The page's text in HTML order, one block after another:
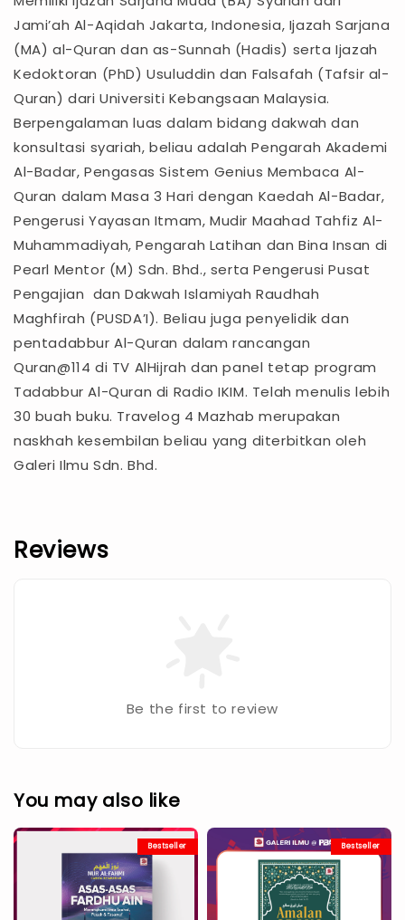
Jami’ah Al-Aqidah Jakarta, Indonesia, Ijazah Sarjana
(MA) al-Quran dan as-Sunnah (Hadis) serta Ijazah
Kedoktoran (PhD) Usuluddin dan Falsafah (Tafsir al-
Quran) dari Universiti Kebangsaan Malaysia.
Berpengalaman luas dalam bidang dakwah dan
konsultasi syariah, beliau adalah Pengarah Akademi
Al-Badar, Pengasas Sistem Genius Membaca Al-
Quran dalam Masa 3 Hari dengan Kaedah Al-Badar,
Pengerusi Yayasan Itmam, Mudir Maahad Tahfiz Al-
Muhammadiyah, Pengarah Latihan dan Bina Insan di
Pearl Mentor (M) Sdn. Bhd., serta Pengerusi Pusat
Pengajian dan Dakwah Islamiyah Raudhah
Maghfirah (PUSDA’I). Beliau juga penyelidik dan
pentadabbur Al-Quran dalam rancangan
Quran@114 di TV AlHijrah dan panel tetap program
Tadabbur Al-Quran di Radio IKIM. Telah menulis lebih
30 buah buku. Travelog 4 Mazhab merupakan
naskhah kesembilan beliau yang diterbitkan oleh
Galeri Ilmu Sdn. Bhd.
Reviews
Be the first to review
You may also like
Bestseller Bestseller